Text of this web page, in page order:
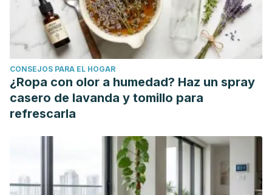
Casana, and Millones Gómez Pablo Alejandro. "Efectividad
de la clorhexidina y aceites esenciales asociados al
raspado y alisado radicular en el tratamiento de
periodontitis crónica."Ciencias de la salud18.3 (2020): 3.
Pérez-Barrero, Bernardo Ricardo, et al. "Efectividad de
antimicrobianos en el tratamiento del raspado y alisado
radicular en el adulto mayor."
Revista Información
Mosquera Tacuri, Marlon Josue.
Tratamiento de bolsas
periodontales con raspado y alisado radicular campo
abierto
. BS thesis. Universidad de Guayaquil. Facultad
Piloto de Odontología, 2019.
CONSEJOS PARA EL HOGAR
¿Ropa con olor a humedad? Haz un spray
casero de lavanda y tomillo para
refrescarla